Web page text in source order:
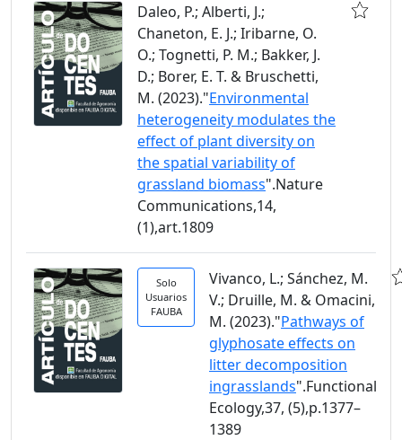
Daleo, P.; Alberti, J.;
Chaneton, E. J.; Iribarne, O.
O.; Tognetti, P. M.; Bakker, J.
D.; Borer, E. T. & Bruschetti,
M. (2023)."Environmental
heterogeneity modulates the
effect of plant diversity on
the spatial variability of
grassland biomass".Nature
Communications,14,
(1),art.1809
Solo
Usuarios
FAUBA
Vivanco, L.; Sánchez, M.
V.; Druille, M. & Omacini,
M. (2023)."Pathways of
glyphosate effects on
litter decomposition
ingrasslands".Functional
Ecology,37, (5),p.1377–
1389